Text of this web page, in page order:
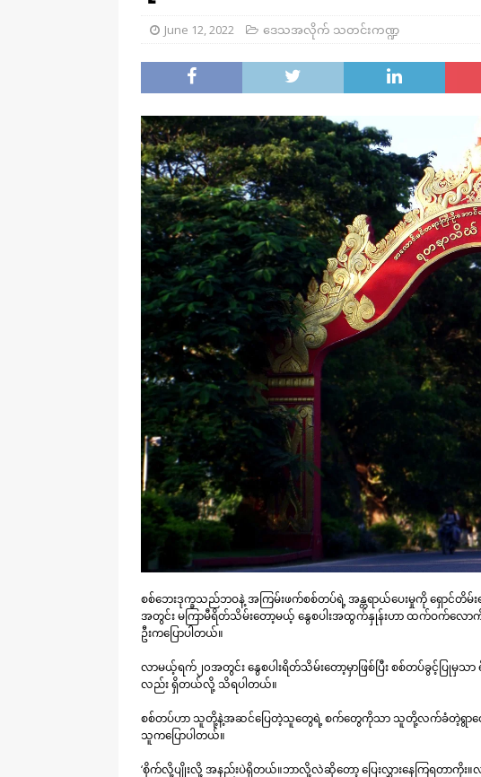
June 12, 2022 ဒေသအလိုက် သတင်းကဏ္ဍ
စစ်ဘေးဒုက္ခသည်ဘဝနဲ့ အကြမ်းဖက်စစ်တပ်ရဲ့ အန္တရာယ်ပေးမှုကို ရှောင်တိမ်း
အတွင်း မကြာမီရိတ်သိမ်းတော့မယ့် နွေစပါးအထွက်နှုန်းဟာ ထက်ဝက်လ
ဦးကပြောပါတယ်။
လာမယ့်ရက်၂၀အတွင်း နွေစပါးရိတ်သိမ်းတော့မှာဖြစ်ပြီး စစ်တပ်ခွင့်ပြု
လည်း ရှိတယ်လို့ သိရပါတယ်။
စစ်တပ်ဟာ သူတို့နဲ့အဆင်ပြေတဲ့သူတွေရဲ့ စက်တွေကိုသာ သူတို့လက်ခံတဲ့ရွာတွေ
သူကပြောပါတယ်။
‘စိုက်လို့ပျိုးလို့ အနည်းပဲရှိတယ်။ဘာလို့လဲဆိုတော့ ပြေးလွှားနေကြရတာကိုး